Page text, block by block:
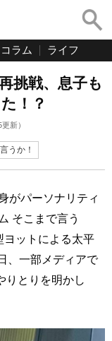
コラム ライフ
挑戦、息子も
！？
更新）
うか！
がパーソナリティ
そこまで言う
ヨットによる太平
、一部メディアで
りとりを明かし